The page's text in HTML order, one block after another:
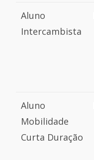
Aluno
Intercambista
Aluno
Mobilidade
Curta Duração